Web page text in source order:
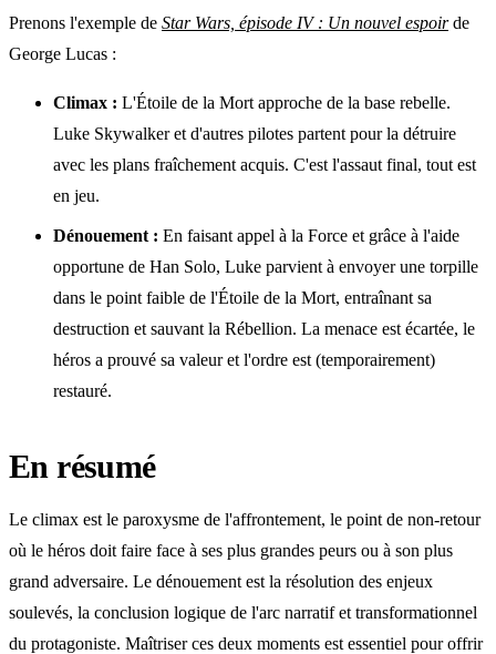
Prenons l'exemple de Star Wars, épisode IV : Un nouvel espoirde
George Lucas :
Climax : L'Étoile de la Mort approche de la base rebelle.
Luke Skywalker et d'autres pilotes partent pour la détruire
avec les plans fraîchement acquis. C'est l'assaut final, tout est
en jeu.
Dénouement : En faisant appel à la Force et grâce à l'aide
opportune de Han Solo, Luke parvient à envoyer une torpille
dans le point faible de l'Étoile de la Mort, entraînant sa
destruction et sauvant la Rébellion. La menace est écartée, le
héros a prouvé sa valeur et l'ordre est (temporairement)
restauré.
En résumé
Le climax est le paroxysme de l'affrontement, le point de non-retour
où le héros doit faire face à ses plus grandes peurs ou à son plus
grand adversaire. Le dénouement est la résolution des enjeux
soulevés, la conclusion logique de l'arc narratif et transformationnel
du protagoniste. Maîtriser ces deux moments est essentiel pour offrir